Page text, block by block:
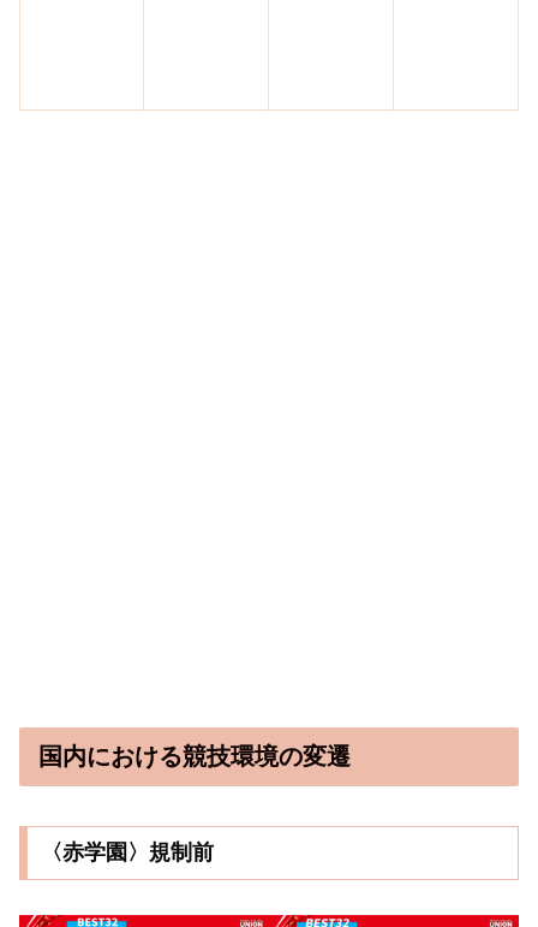
国内における競技環境の変遷
〈赤学園〉規制前